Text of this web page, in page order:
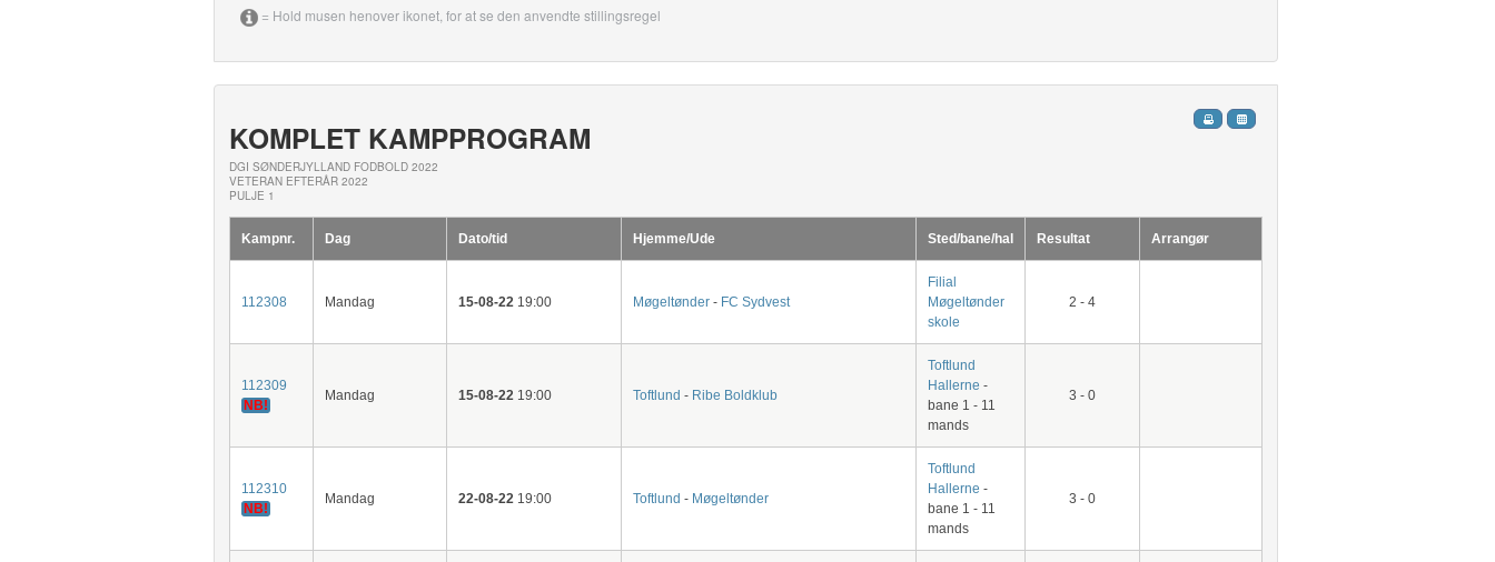
= Hold musen henover ikonet, for at se den anvendte stillingsregel
KOMPLET KAMPPROGRAM
DGI SØNDERJYLLAND FODBOLD 2022
VETERAN EFTERÅR 2022
PULJE 1
Kampnr. Dag Dato/tid Hjemme/Ude Sted/bane/hal Resultat Arrangør
112308 Mandag 15-08-2219:00 Møgeltønder- FC Sydvest
Filial
Møgeltønder
skole
2 - 4
112309
NB!
Mandag 15-08-2219:00 Toftlund - Ribe Boldklub
Toftlund
Hallerne -
bane 1 - 11
mands
3 - 0
112310
NB!
Mandag 22-08-2219:00 Toftlund - Møgeltønder
Toftlund
Hallerne -
bane 1 - 11
mands
3 - 0